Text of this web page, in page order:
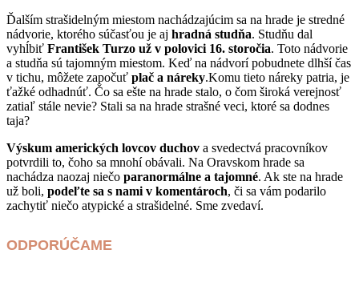
Ďalším strašidelným miestom nachádzajúcim sa na hrade je stredné
nádvorie, ktorého súčasťou je aj hradná studňa. Studňu dal
vyhĺbiť František Turzo už v polovici 16. storočia. Toto nádvorie
a studňa sú tajomným miestom. Keď na nádvorí pobudnete dlhší čas
v tichu, môžete započuť plač a náreky.Komu tieto náreky patria, je
ťažké odhadnúť. Čo sa ešte na hrade stalo, o čom široká verejnosť
zatiaľ stále nevie? Stali sa na hrade strašné veci, ktoré sa dodnes
taja?
Výskum amerických lovcov duchov a svedectvá pracovníkov
potvrdili to, čoho sa mnohí obávali. Na Oravskom hrade sa
nachádza naozaj niečo paranormálne a tajomné. Ak ste na hrade
už boli, podeľte sa s nami v komentároch, či sa vám podarilo
zachytiť niečo atypické a strašidelné. Sme zvedaví.
ODPORÚČAME